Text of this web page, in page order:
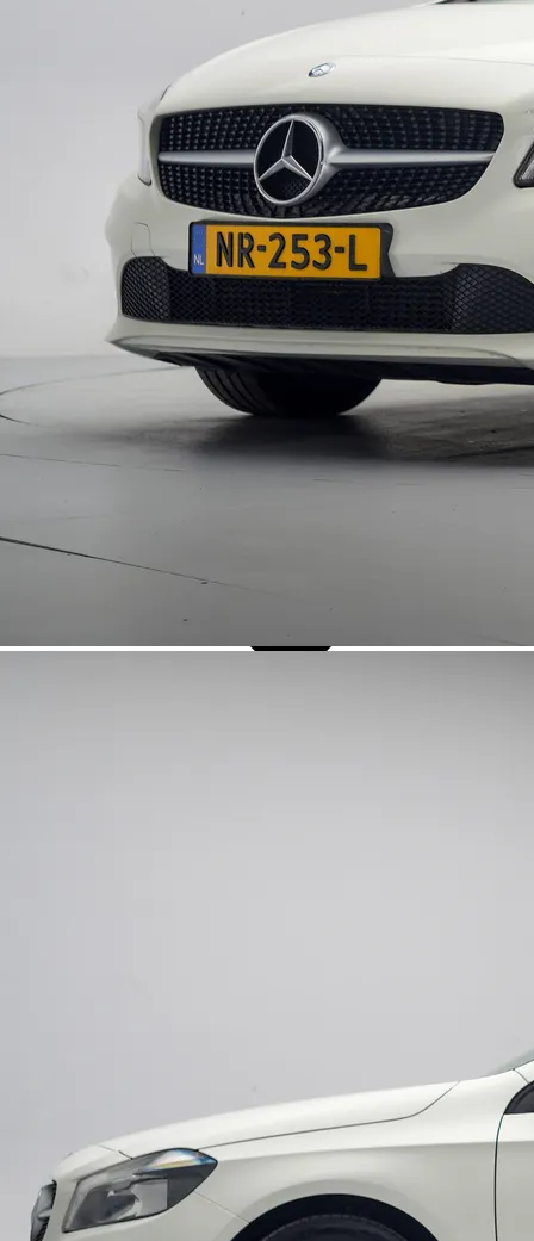
Vestigingen